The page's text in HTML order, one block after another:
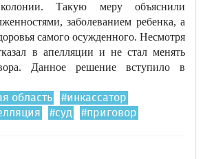
Такую меру объяснили
заболеванием ребенка, а
самого осужденного. Несмотря
в апелляции и не стал менять
Данное решение вступило в
область
#инкассатор
#суд #приговор